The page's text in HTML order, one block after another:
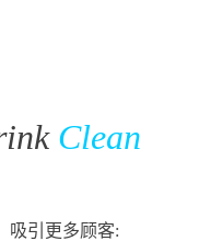
Clean
吸引更多顾客: